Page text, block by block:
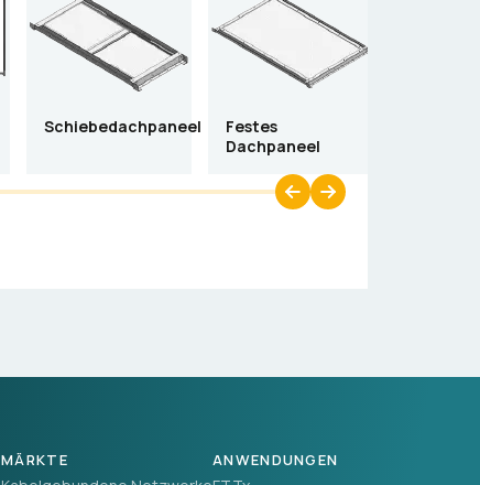
Schiebedachpaneel
Festes
Dachpaneel
MÄRKTE ANWENDUNGEN